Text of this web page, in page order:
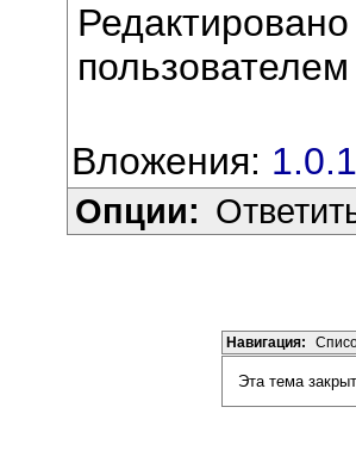
Вложения:
Опции:
Навигация:
Эта тема